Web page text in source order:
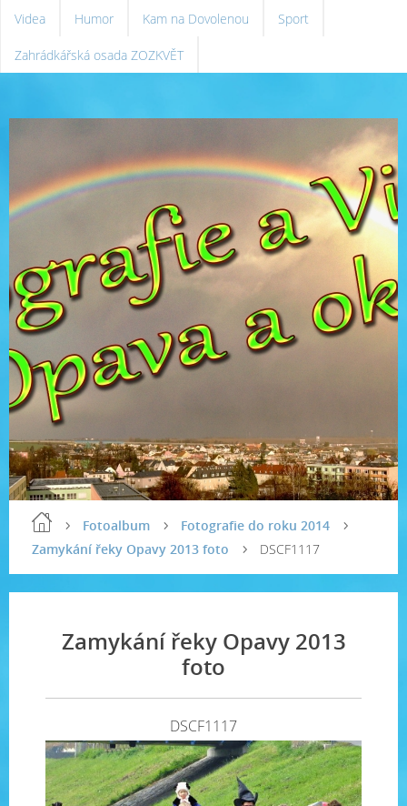
Videa Humor Kam na Dovolenou Sport
Zahrádkářská osada ZOZKVĚT
Fotoalbum
Fotografie do roku 2014
Zamykání řeky Opavy 2013 foto
DSCF1117
Zamykání řeky Opavy 2013
foto
DSCF1117